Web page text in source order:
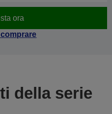
ora
comprare
della serie